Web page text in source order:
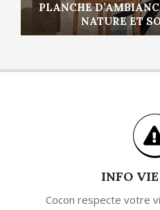
PLANCHE
NATURE ET
INFO
Cocon respecte votre